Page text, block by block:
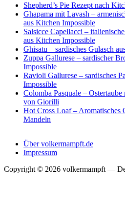
Shepherd’s Pie Rezept nach
Ghapama mit Lavash –
aus Kitchen Impossible
Salsicce Capellacci –
aus Kitchen Impossible
Ghisatu – sardisches Gulasch
Zuppa Gallurese – sardischer
Impossible
Ravioli Gallurese – sardisches
Impossible
Colomba Pasquale –
von Giorilli
Hot Cross Loaf – Aromatisches
Mandeln
Über volkermampft.de
Impressum
Copyright © 2026 volkermampft —